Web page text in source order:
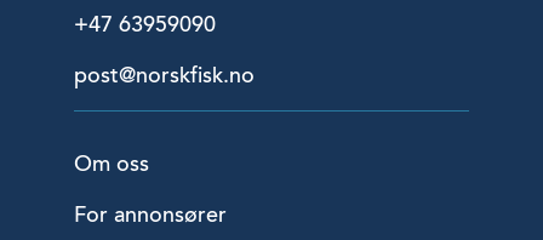
+47 63959090
post@norskfisk.no
Om oss
For annonsører